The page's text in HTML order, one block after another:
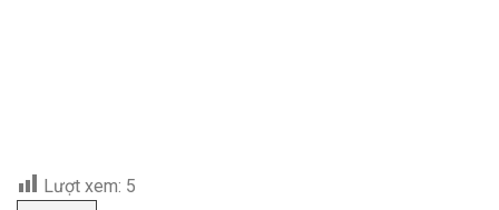
Lượt xem: 5